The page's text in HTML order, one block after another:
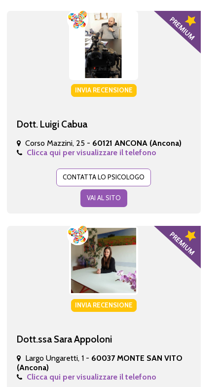
INVIA RECENSIONE
Dott. Luigi Cabua
Corso Mazzini, 25 - 60121 ANCONA (Ancona)
Clicca qui per visualizzare il telefono
CONTATTA LO PSICOLOGO
VAI AL SITO
INVIA RECENSIONE
Dott.ssa Sara Appoloni
Largo Ungaretti, 1 - 60037 MONTE SAN VITO
(Ancona)
Clicca qui per visualizzare il telefono